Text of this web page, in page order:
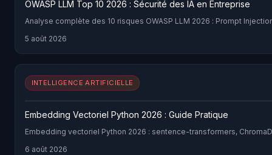
OWASP LLM Top 10 2026 : Sécurité des IA en Entreprise
Analyse complète des 10 risques OWASP LLM 2026 : Prompt
5 août 2026
INTELLIGENCE ARTIFICIELLE
Embedding Vectoriel Python 2026 : Guide Pratique
Embedding vectoriel Python 2026 : sentence-transformers,
6 août 2026